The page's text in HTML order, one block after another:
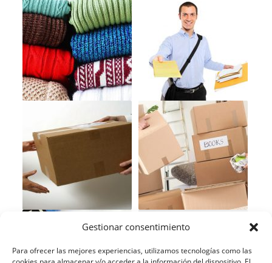
Gestionar consentimiento
Para ofrecer las mejores experiencias, utilizamos tecnologías como las